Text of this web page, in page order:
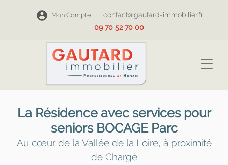
Mon Compte
contact@gautard-immobilier.fr
09 70 52 70 00
La Résidence avec services pour
seniors BOCAGE Parc
Au cœur de la Vallée de la Loire, à proximité
de Chargé